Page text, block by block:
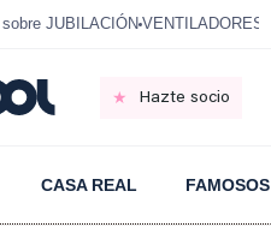
JUBILACIÓN VENTILADORES
Hazte socio
CASA REAL FAMOSOS